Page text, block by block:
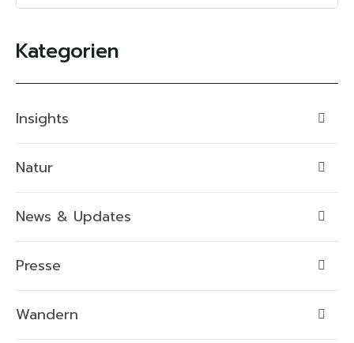
Kategorien
Insights
Natur
News & Updates
Presse
Wandern